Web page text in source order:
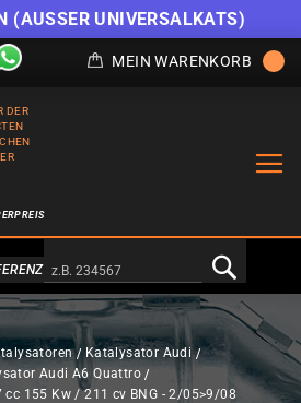
(AUSSER UNIVERSALKATS)
MEIN WARENKORB
DER
a Doofinder
Katalysator Audi
Audi A6 Quattro
cc 155 Kw / 211 cv BNG - 2/05>9/08